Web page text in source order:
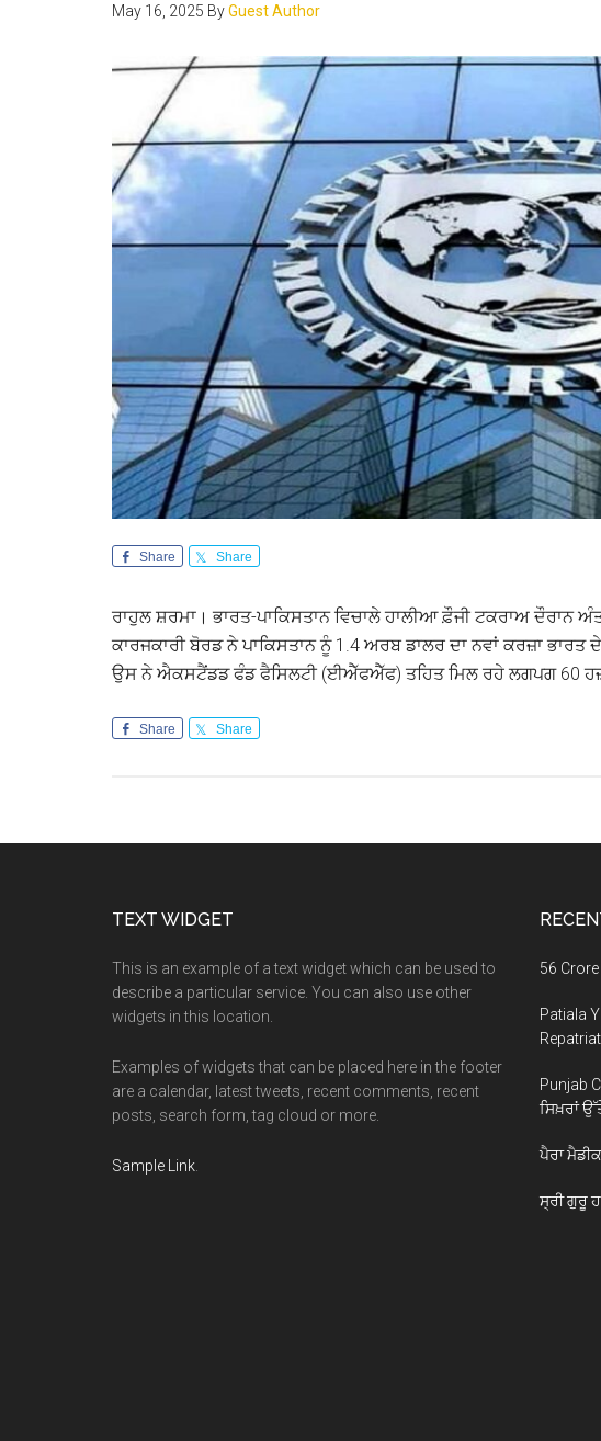
May 16, 2025 ByGuest Author
Share Share
ਰਾਹੁਲ ਸ਼ਰਮਾ। ਭਾਰਤ-ਪਾਕਿਸਤਾਨ ਵਿਚਾਲੇ ਹਾਲੀਆ ਫ਼ੌਜੀ ਟਕਰਾਅ
ਕਾਰਜਕਾਰੀ ਬੋਰਡ ਨੇ ਪਾਕਿਸਤਾਨ ਨੂੰ 1.4 ਅਰਬ ਡਾਲਰ ਦਾ ਨਵਾਂ ਕਰਜ਼ਾ
ਉਸ ਨੇ ਐਕਸਟੈਂਡਡ ਫੰਡ ਫੈਸਿਲਟੀ (ਈਐੱਫਐੱਫ) ਤਹਿਤ ਮਿਲ ਰਹੇ ਲਗਪਗ 60
Share Share
TEXT WIDGET
This is an example of a text widget which can be used to
describe a particular service. You can also use other
widgets in this location.
Examples of widgets that can be placed here in the footer
are a calendar, latest tweets, recent comments, recent
posts, search form, tag cloud or more.
Sample Link
56
Patiala
Punjab
ਸਿਖ਼ਰਾਂ
ਪੈਰਾ
ਸ੍ਰੀ ਗੁਰੂ